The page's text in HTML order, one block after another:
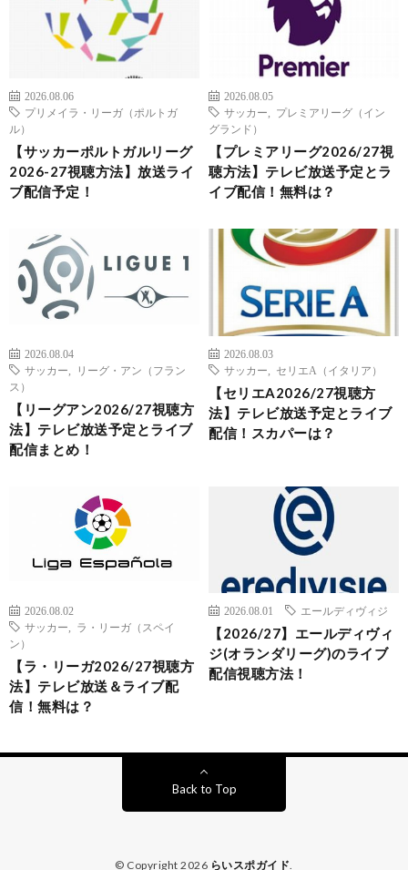
2026.08.06
プリメイラ・リーガ（ポルトガ
ル）
【サッカーポルトガルリーグ
2026-27視聴方法】放送ライ
ブ配信予定！
2026.08.05
サッカー
プレミアリーグ（イン
グランド）
【プレミアリーグ2026/27視
聴方法】テレビ放送予定とラ
イブ配信！無料は？
2026.08.04
サッカー
リーグ・アン（フラン
ス）
【リーグアン2026/27視聴方
法】テレビ放送予定とライブ
配信まとめ！
2026.08.03
サッカー
セリエA（イタリア）
【セリエA2026/27視聴方
法】テレビ放送予定とライブ
配信！スカパーは？
2026.08.02
サッカー
ラ・リーガ（スペイ
ン）
【ラ・リーガ2026/27視聴方
法】テレビ放送＆ライブ配
信！無料は？
2026.08.01 エールディヴィジ
【2026/27】エールディヴィ
ジ(オランダリーグ)のライブ
配信視聴方法！
Back to Top
© Copyright 2026 らいスポガイド.